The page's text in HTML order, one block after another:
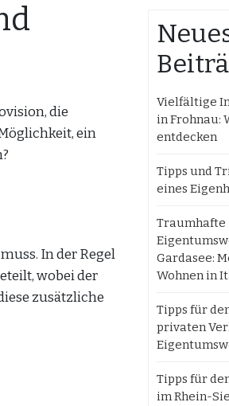
die
ein
In der Regel
wobei der
zusätzliche
Vielfältige
in Frohnau:
entdecken
Tipps und
eines
Traumhafte
Gardasee:
Wohnen in
Tipps für
privaten
Tipps für
im Rhein-